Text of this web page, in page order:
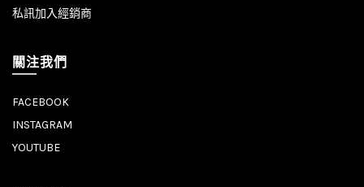
私訊加入經銷商
關注我們
FACEBOOK
INSTAGRAM
YOUTUBE